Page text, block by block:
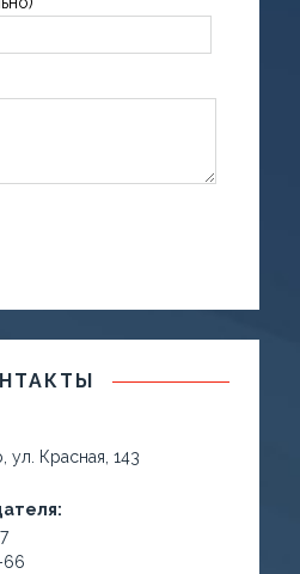
ул. Красная, 143
66